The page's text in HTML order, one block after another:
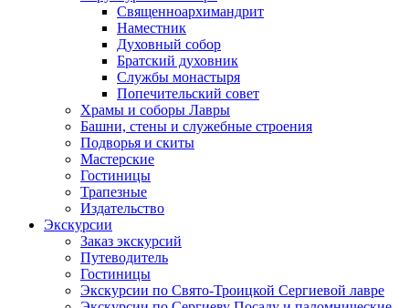
Священноархимандрит
Наместник
Духовный собор
Братский духовник
Службы монастыря
Попечительский совет
Храмы и соборы Лавры
Башни, стены и служебные строения
Подворья и скиты
Мастерские
Гостиницы
Трапезные
Издательство
Экскурсии
Заказ экскурсий
Путеводитель
Гостиницы
Экскурсии по Свято-Троицкой Сергиевой лавре